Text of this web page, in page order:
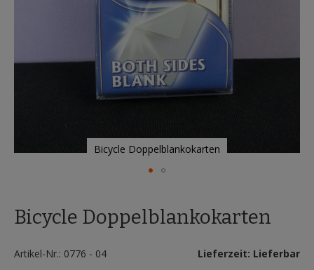
Bicycle Doppelblankokarten
der
Bildergalerie
Bicycle Doppelblankokarten
Artikel-Nr.: 0776 - 04
Lieferzeit: Lieferbar